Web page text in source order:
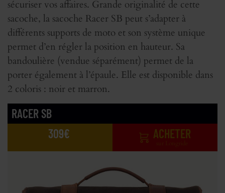
sécuriser vos affaires. Grande originalité de cette
sacoche, la sacoche Racer SB peut s’adapter à
différents supports de moto et son système unique
permet d’en régler la position en hauteur. Sa
bandoulière (vendue séparément) permet de la
porter également à l’épaule. Elle est disponible dans
2 coloris : noir et marron.
RACER SB
309€
ACHETER